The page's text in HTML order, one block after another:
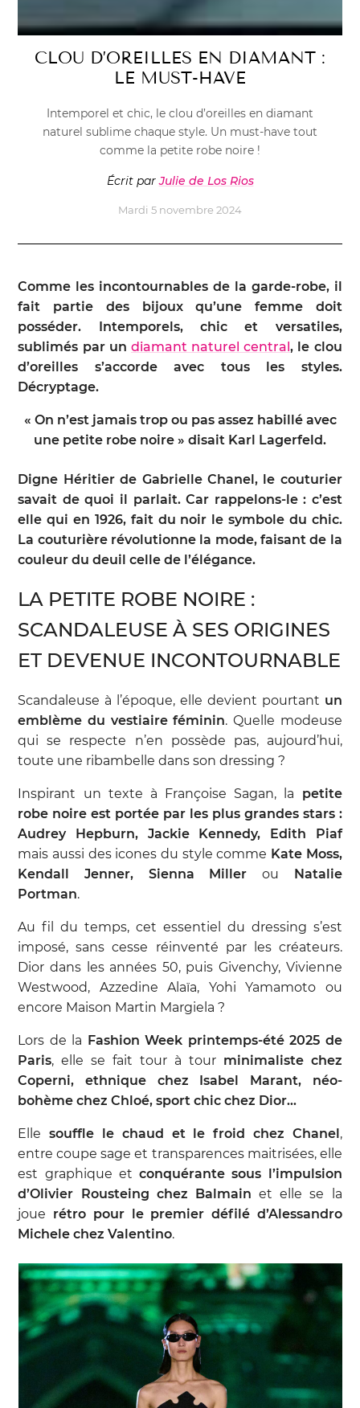
CLOU D’OREILLES EN DIAMANT :
LE MUST-HAVE
Intemporel et chic, le clou d’oreilles en diamant
naturel sublime chaque style. Un must-have tout
comme la petite robe noire !
Écrit parJulie de Los Rios
Mardi 5 novembre 2024
Comme les incontournables de la garde-robe, il
fait partie des bijoux qu’une femme doit
posséder. Intemporels, chic et versatiles,
sublimés par un diamant naturel central, le clou
d’oreilles s’accorde avec tous les styles.
Décryptage.
« On n’est jamais trop ou pas assez habillé avec
une petite robe noire » disait Karl Lagerfeld.
Digne Héritier de Gabrielle Chanel, le couturier
savait de quoi il parlait. Car rappelons-le : c’est
elle qui en 1926, fait du noir le symbole du chic.
La couturière révolutionne la mode, faisant de la
couleur du deuil celle de l’élégance.
LA PETITE ROBE NOIRE :
SCANDALEUSE À SES ORIGINES
ET DEVENUE INCONTOURNABLE
Scandaleuse à l’époque, elle devient pourtant un
emblème du vestiaire féminin. Quelle modeuse
qui se respecte n’en possède pas, aujourd’hui,
toute une ribambelle dans son dressing ?
Inspirant un texte à Françoise Sagan, la petite
robe noire est portée par les plus grandes stars :
Audrey Hepburn, Jackie Kennedy, Edith Piaf
mais aussi des icones du style comme Kate Moss,
Kendall Jenner, Sienna Miller ou Natalie
Portman.
Au fil du temps, cet essentiel du dressing s’est
imposé, sans cesse réinventé par les créateurs.
Dior dans les années 50, puis Givenchy, Vivienne
Westwood, Azzedine Alaïa, Yohi Yamamoto ou
encore Maison Martin Margiela ?
Lors de la Fashion Week printemps-été 2025 de
Paris, elle se fait tour à tour minimaliste chez
Coperni, ethnique chez Isabel Marant, néo-
bohème chez Chloé, sport chic chez Dior…
Ellesouffle le chaud et le froid chez Chanel,
entre coupe sage et transparences maitrisées, elle
est graphique etconquérante sous l’impulsion
d’Olivier Rousteing chez Balmain et elle se la
joue rétro pour le premier défilé d’Alessandro
Michele chez Valentino.